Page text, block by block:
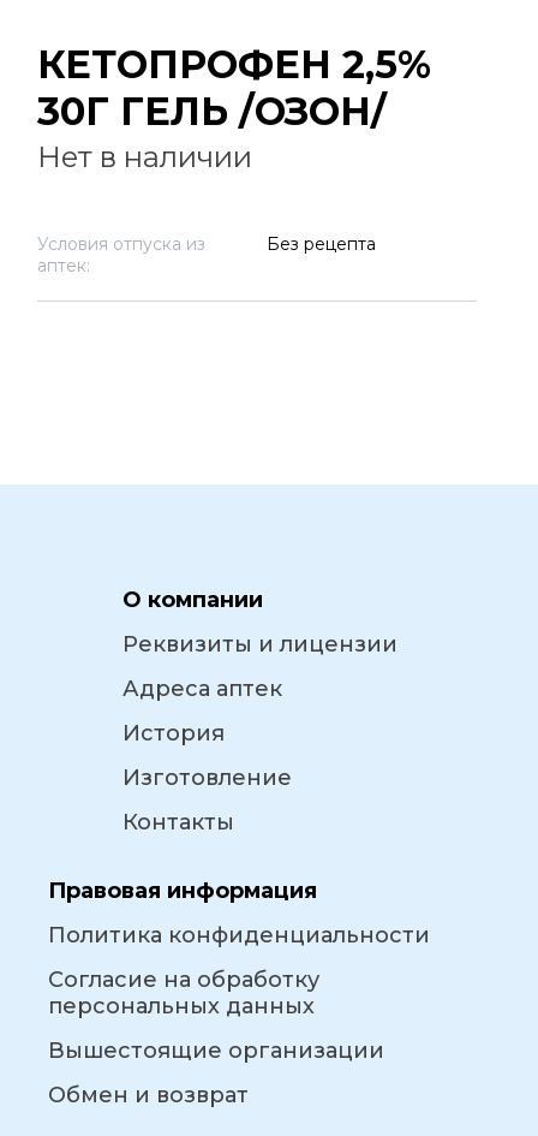
КЕТОПРОФЕН 2,5%
30Г ГЕЛЬ /ОЗОН/
Нет в наличии
Условия отпуска из
аптек:
Без рецепта
О компании
Реквизиты и лицензии
Адреса аптек
История
Изготовление
Контакты
Правовая информация
Политика конфиденциальности
Согласие на обработку
персональных данных
Вышестоящие организации
Обмен и возврат